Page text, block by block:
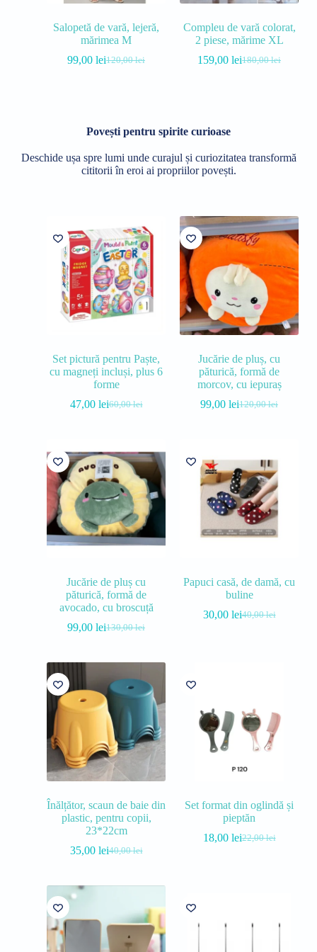
Salopetă de vară, lejeră,
mărimea M
120,00lei
99,00 lei
Compleu de vară colorat,
2 piese, mărime XL
180,00lei
159,00 lei
Povești pentru spirite curioase
Deschide ușa spre lumi unde curajul și curiozitatea transformă
cititorii în eroi ai propriilor povești.
Set pictură pentru Paște,
cu magneți incluși, plus 6
forme
60,00lei
47,00 lei
Jucărie de pluș, cu
păturică, formă de
morcov, cu iepuraș
120,00lei
99,00 lei
Jucărie de pluș cu
păturică, formă de
avocado, cu broscuță
130,00lei
99,00 lei
Papuci casă, de damă, cu
buline
40,00lei
30,00 lei
Înălțător, scaun de baie din
plastic, pentru copii,
23*22cm
40,00lei
35,00 lei
Set format din oglindă și
pieptăn
22,00lei
18,00 lei